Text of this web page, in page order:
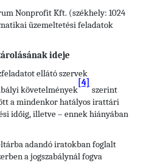
Nonprofit Kft. (székhely: 1024
üzemeltetési feladatok
ideje
ellátó szervek
követelmények
[4]
szerint
a mindenkor hatályos irattári
időig, illetve – ennek hiányában
adandó iratokban foglalt
a jogszabálynál fogva